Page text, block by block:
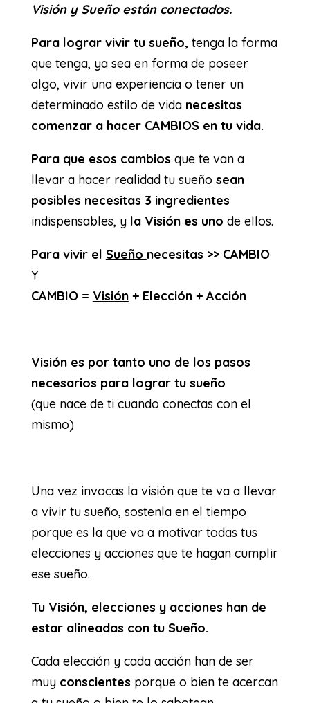
Visión y Sueño están conectados.
Para lograr vivir tu sueño, tenga la forma
que tenga, ya sea en forma de poseer
algo, vivir una experiencia o tener un
determinado estilo de vida necesitas
comenzar a hacer CAMBIOS en tu vida.
Para que esos cambiosque te van a
llevar a hacer realidad tu sueño sean
posibles necesitas 3 ingredientes
indispensables, y la Visión es uno de ellos.
Para vivir el Sueño necesitas >> CAMBIO
Y
CAMBIO = Visión+ Elección + Acción
Visión es por tanto uno de los pasos
necesarios para lograr tu sueño
(que nace de ti cuando conectas con el
mismo)
Una vez invocas la visión que te va a llevar
a vivir tu sueño, sostenla en el tiempo
porque es la que va a motivar todas tus
elecciones y acciones que te hagan cumplir
ese sueño.
Tu Visión, elecciones y acciones han de
estar alineadas con tu Sueño.
Cada elección y cada acción han de ser
muy conscientesporque o bien te acercan